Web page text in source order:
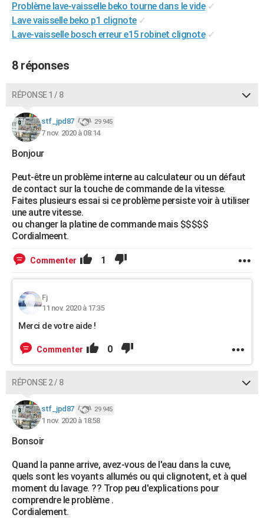
Destinations
City break
Voyage nature
Voyage de noces
Forum
Climat
+PHOTO
GUIDES D'ACHAT
BONS PLANS
Dictionnaire
Biographies
Citations
Expressions
Proverbes
PROGRAMME TV
COPAINS D'AVANT
S'inscrire
Se connecter
Lycées
Collèges
Primaires
Universités
Entreprises
Service militaire
Avis de recherche
AVIS DE DÉCÈS
FORUM
Bricolage
Lifestyle
Culture
Sport
Auto
Television
Voyage
Cinema
Problème lave-vaisselle beko tourne dans le vide ✓
Lave vaisselle beko p1 clignote ✓
Lave-vaisselle bosch erreur e15 robinet clignote ✓
8 réponses
RÉPONSE 1 / 8
stf_jpd87 29 945
7 nov. 2020 à 08:14
Bonjour
Peut-être un problème interne au calculateur ou un défaut
de contact sur la touche de commande de la vitesse.
Faites plusieurs essai si ce problème persiste voir à utiliser
une autre vitesse.
ou changer la platine de commande mais $$$$$
Cordialmeent.
Commenter 1
Fj
11 nov. 2020 à 17:35
Merci de votre aide !
Commenter 0
RÉPONSE 2 / 8
stf_jpd87 29 945
1 nov. 2020 à 18:58
Bonsoir
Quand la panne arrive, avez-vous de l'eau dans la cuve,
quels sont les voyants allumés ou qui clignotent, et à quel
moment du lavage. ?? Trop peu d'explications pour
comprendre le problème .
Cordialement.